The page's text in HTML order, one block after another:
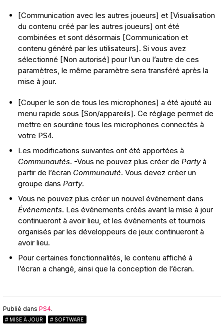
[Communication avec les autres joueurs] et [Visualisation
du contenu créé par les autres joueurs] ont été
combinées et sont désormais [Communication et
contenu généré par les utilisateurs]. Si vous avez
sélectionné [Non autorisé] pour l’un ou l’autre de ces
paramètres, le même paramètre sera transféré après la
mise à jour.
[Couper le son de tous les microphones] a été ajouté au
menu rapide sous [Son/appareils]. Ce réglage permet de
mettre en sourdine tous les microphones connectés à
votre PS4.
Les modifications suivantes ont été apportées à
Communautés. -Vous ne pouvez plus créer de Partyà
partir de l’écran Communauté. Vous devez créer un
groupe dans Party.
Vous ne pouvez plus créer un nouvel événement dans
Événements. Les événements créés avant la mise à jour
continueront à avoir lieu, et les événements et tournois
organisés par les développeurs de jeux continueront à
avoir lieu.
Pour certaines fonctionnalités, le contenu affiché à
l’écran a changé, ainsi que la conception de l’écran.
Publié dans PS4.
MISE À JOUR SOFTWARE